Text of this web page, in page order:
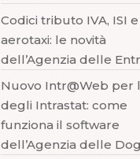
Codici tributo IVA, ISI e
aerotaxi: le novità
dell’Agenzia delle
Nuovo Intr@Web per
degli Intrastat: come
funziona il software
dell’Agenzia delle